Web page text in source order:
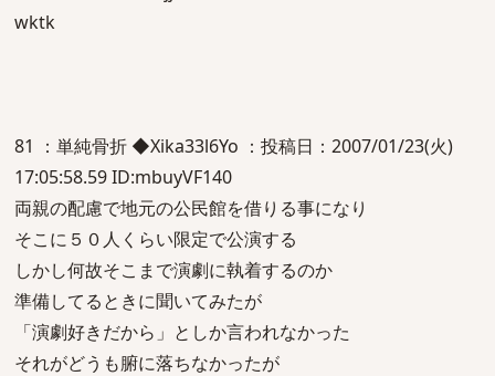
wktk
81 ：単純骨折 ◆Xika33l6Yo ：投稿日：2007/01/23(火)
17:05:58.59 ID:mbuyVF140
両親の配慮で地元の公民館を借りる事になり
そこに５０人くらい限定で公演する
しかし何故そこまで演劇に執着するのか
準備してるときに聞いてみたが
「演劇好きだから」としか言われなかった
それがどうも腑に落ちなかったが